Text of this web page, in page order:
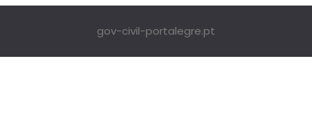
gov-civil-portalegre.pt